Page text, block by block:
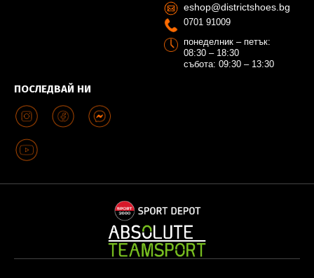
ПОСЛЕДВАЙ НИ
eshop@districtshoes.bg
0701 91009
понеделник – петък:
08:30 – 18:30
събота: 09:30 – 13:30